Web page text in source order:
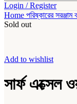
Login / Register
Home পরিষ্কারের সরঞ্জাম
Sold out
Add to wishlist
সার্ফ এক্সেল